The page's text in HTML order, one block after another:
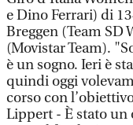
e Dino Ferrari) di
Breggen (Team SD
(Movistar Team).
è un sogno. Ieri è
quindi oggi
corso con
Lippert - È stato un